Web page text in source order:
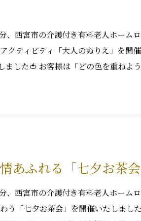
、西宮市の介護付き有料老人ホーム
クティビティ「大人のぬりえ」を開
した🍅 お客様は「どの色を重ねよ
あふれる「七夕お茶
、西宮市の介護付き有料老人ホーム
う「七夕お茶会」を開催いたしまし